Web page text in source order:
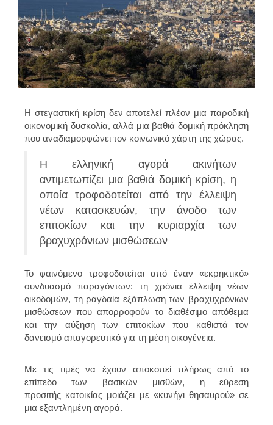
Η στεγαστική κρίση δεν αποτελεί πλέον μια παροδική
οικονομική δυσκολία, αλλά μια βαθιά δομική πρόκληση
που αναδιαμορφώνει τον κοινωνικό χάρτη της χώρας.
Η ελληνική αγορά ακινήτων
αντιμετωπίζει μια βαθιά δομική κρίση, η
οποία τροφοδοτείται από την έλλειψη
νέων κατασκευών, την άνοδο των
επιτοκίων και την κυριαρχία των
βραχυχρόνιων μισθώσεων
Το φαινόμενο τροφοδοτείται από έναν «εκρηκτικό»
συνδυασμό παραγόντων: τη χρόνια έλλειψη νέων
οικοδομών, τη ραγδαία εξάπλωση των βραχυχρόνιων
μισθώσεων που απορροφούν το διαθέσιμο απόθεμα
και την αύξηση των επιτοκίων που καθιστά τον
δανεισμό απαγορευτικό για τη μέση οικογένεια.
Με τις τιμές να έχουν αποκοπεί πλήρως από το
επίπεδο των βασικών μισθών, η εύρεση
προσιτής κατοικίας μοιάζει με «κυνήγι θησαυρού» σε
μια εξαντλημένη αγορά.